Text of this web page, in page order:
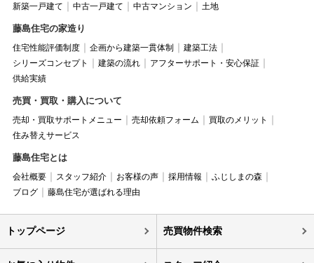
新築一戸建て 中古一戸建て 中古マンション 土地
藤島住宅の家造り
住宅性能評価制度 企画から建築一貫体制
建築工法
シリーズコンセプト
建築の流れ
アフターサポート・安心保証
供給実績
売買・買取・購入について
売却・買取サポートメニュー 売却依頼フォーム
買取のメリット
住み替えサービス
藤島住宅とは
会社概要 スタッフ紹介 お客様の声 採用情報
ふじしまの森
ブログ
藤島住宅が選ばれる理由
トップページ 売買物件検索